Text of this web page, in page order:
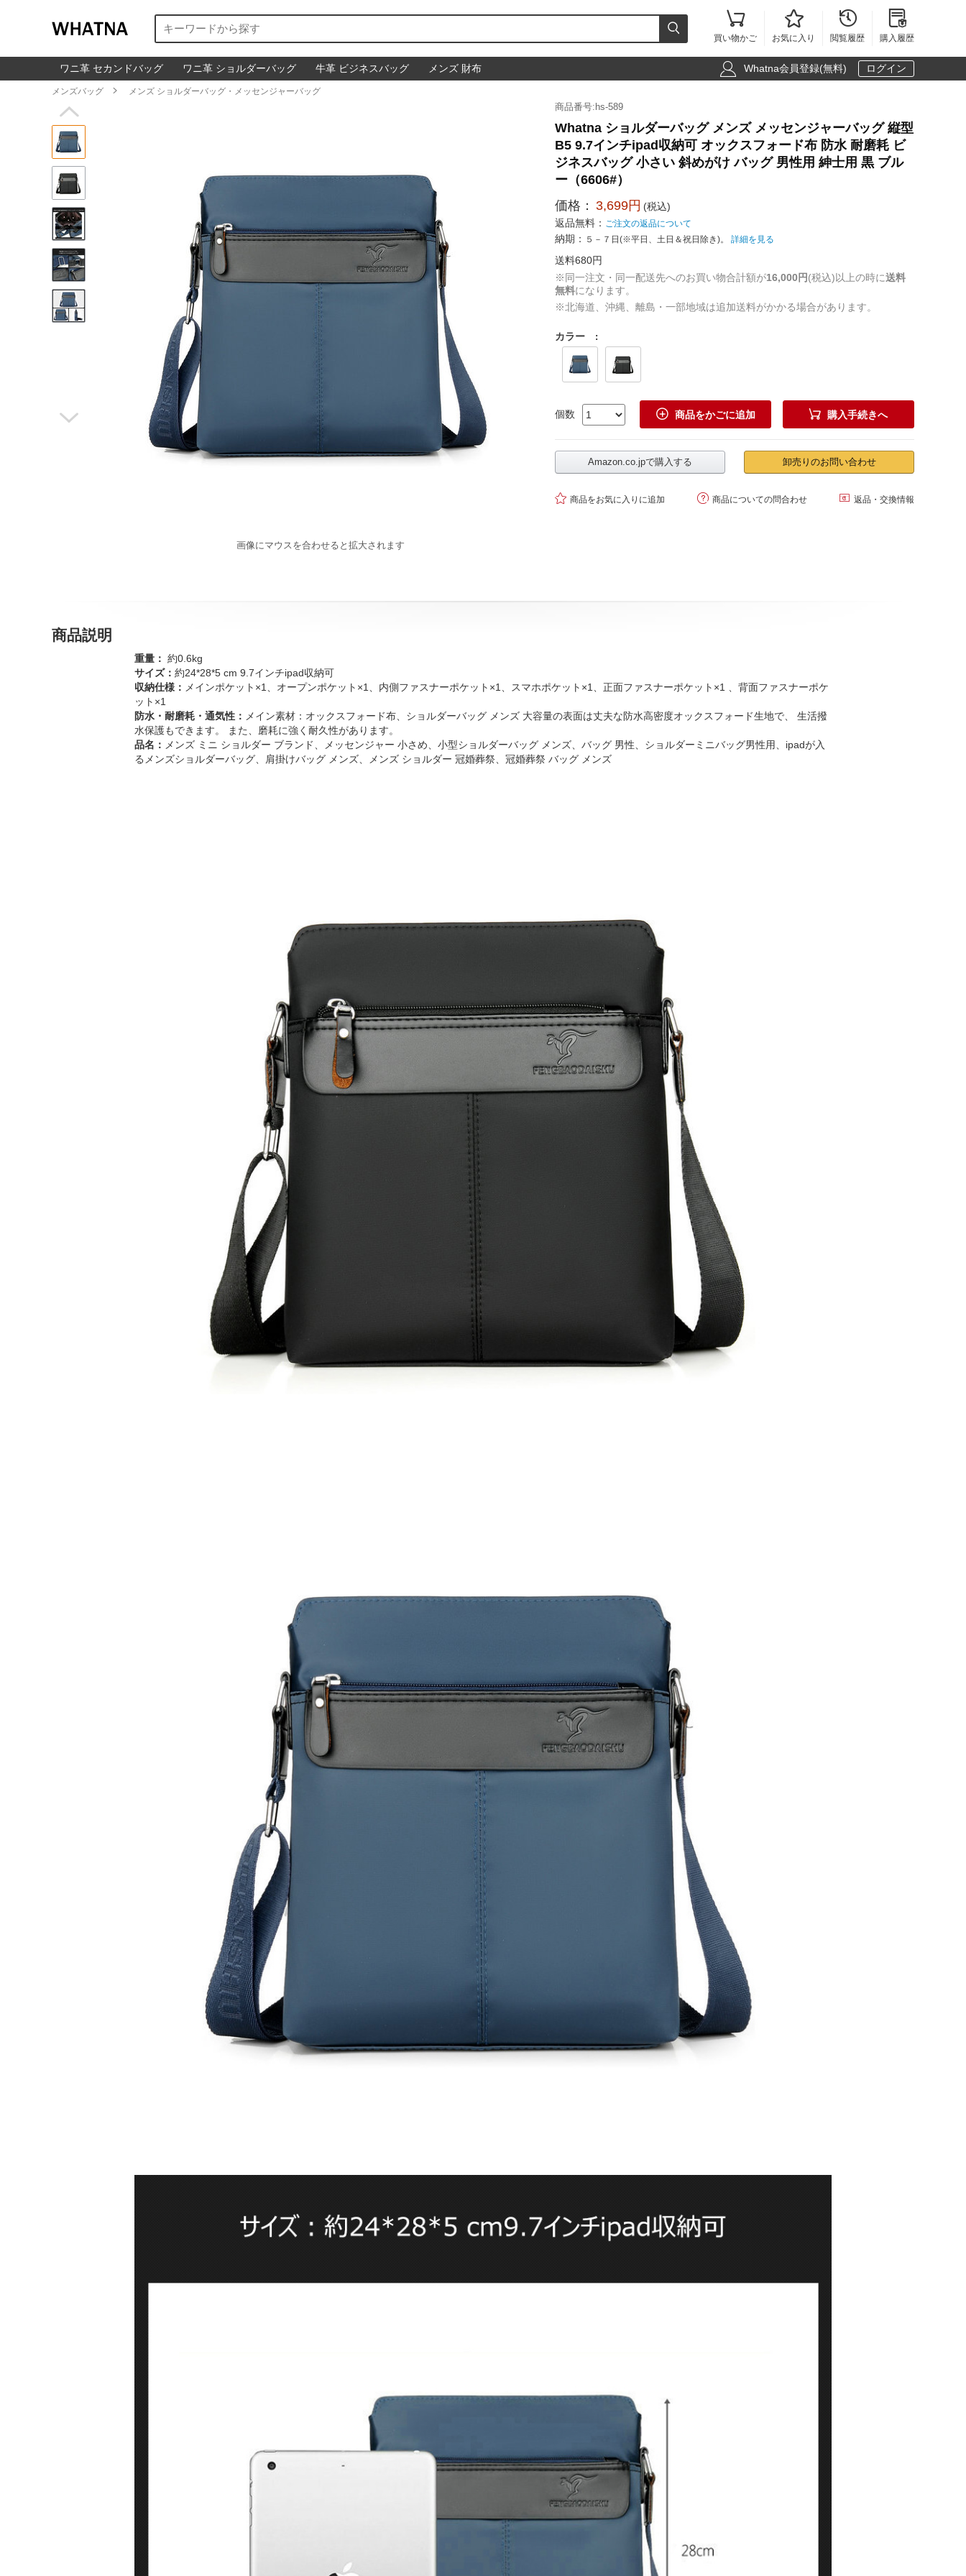


買い物かご

お気に入り

閲覧履歴

購入履歴
ワニ革 セカンドバッグ ワニ革 ショルダーバッグ 牛革 ビジネスバッグ メンズ 財布  Whatna会員登録(無料) ログイン
メンズバッグ  メンズ ショルダーバッグ・メッセンジャーバッグ


画像にマウスを合わせると拡大されます
商品番号:hs-589
Whatna ショルダーバッグ メンズ メッセンジャーバッグ 縦型
B5 9.7インチipad収納可 オックスフォード布 防水 耐磨耗 ビ
ジネスバッグ 小さい 斜めがけ バッグ 男性用 紳士用 黒 ブル
ー（6606#）
価格： 3,699円 (税込)
返品無料： ご注文の返品について
納期： ５－７日(※平日、土日＆祝日除き)。 詳細を見る
送料680円
※同一注文・同一配送先へのお買い物合計額が16,000円(税込)以上の時に送料
無料になります。
※北海道、沖縄、離島・一部地域は追加送料がかかる場合があります。
カラー :
個数  商品をかごに追加  購入手続きへ
Amazon.co.jpで購入する 卸売りのお問い合わせ
 商品をお気に入りに追加  商品についての問合わせ  返品・交換情報
商品説明
重量： 約0.6kg
サイズ： 約24*28*5 cm 9.7インチipad収納可
収納仕様： メインポケット×1、オープンポケット×1、内側ファスナーポケット×1、スマホポケット×1、正面ファスナーポケット×1 、背面ファスナーポケ
ット×1
防水・耐磨耗・通気性： メイン素材：オックスフォード布、ショルダーバッグ メンズ 大容量の表面は丈夫な防水高密度オックスフォード生地で、 生活撥
水保護もできます。 また、磨耗に強く耐久性があります。
品名： メンズ ミニ ショルダー ブランド、メッセンジャー 小さめ、小型ショルダーバッグ メンズ、バッグ 男性、ショルダーミニバッグ男性用、ipadが入
るメンズショルダーバッグ、肩掛けバッグ メンズ、メンズ ショルダー 冠婚葬祭、冠婚葬祭 バッグ メンズ